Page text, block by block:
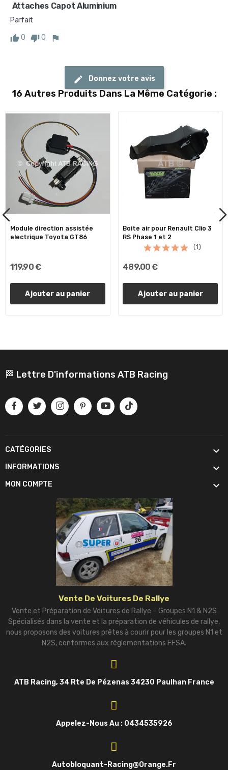
Attaches Capot Aluminium
Parfait
0 0
Donnez votre avis
16 Autres Produits Dans La Même Catégorie :
Module direction assistée
electrique Toyota GT86
119,90 €
Ajouter au panier
Boite air pour Renault Clio 3
RS Phase 1 et 2
(1)
489,00 €
Ajouter au panier
🏁 Lettre D'informations ATB Racing
CATÉGORIES 
INFORMATIONS 
MON COMPTE 
Vente De Voitures De Rallye
Vente et Préparation de Voitures de Rallye – Groupes N1 & N2S
Spécialisés dans la vente et la préparation de véhicules de rallye,
nous proposons des voitures prêtes à courir pour les groupes N1 et
N2S, conformes aux réglementations FFSA.
ATB Racing, 34 Rte De Pézenas 34230 Paulhan France
Appelez-Nous Au : 0434535926
Autobloquant-Racing@orange.fr